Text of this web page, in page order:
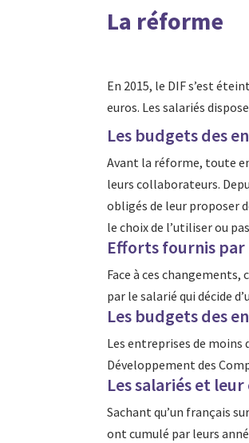
La réforme
En 2015, le DIF s’est
euros. Les salariés
Les budgets des
Avant la réforme, toute
leurs collaborateurs.
obligés de leur proposer
le choix de l’utiliser ou
Efforts fournis par
Face à ces
par le salarié qui décide
Les budgets des
Les entreprises de moins
Développement des
Les salariés et
Sachant qu’un français
ont cumulé par leurs